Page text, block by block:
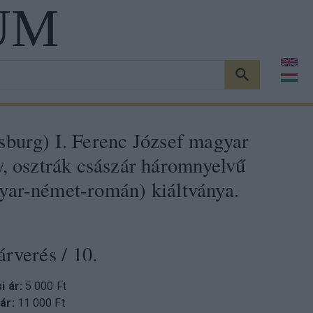
KERESÉS
I. Ferenc József magyar
osztrák császár háromnyelvű
német-román) kiáltványa.
/ 10.
ár: 5 000 Ft
11 000 Ft